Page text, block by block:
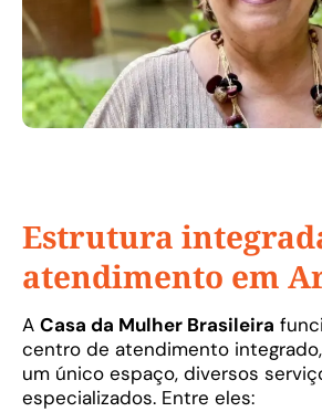
Estrutura
atendimento em
A Casa da Mulher Brasileira
centro de atendimento
um único espaço, diversos
especializados. Entre eles: